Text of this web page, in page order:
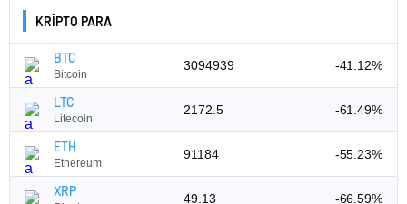
KRİPTO PARA
BTC
Bitcoin
3094939 -41.12%
LTC
Litecoin
2172.5 -61.49%
ETH
Ethereum
91184 -55.23%
XRP 49.13 -66.59%